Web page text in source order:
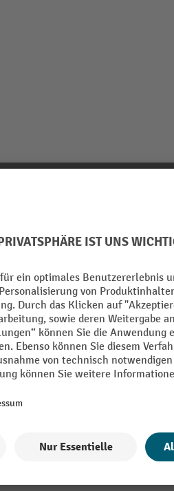
20 mm
Kantenschutz
Schenkellänge
Schutzprofil Typ
Segment